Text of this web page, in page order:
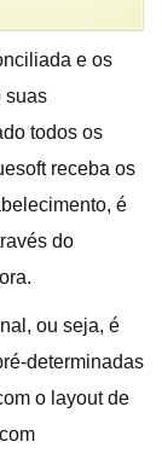
e os
suas
todos os
receba os
é
do
ou seja, é
determinadas
o layout de